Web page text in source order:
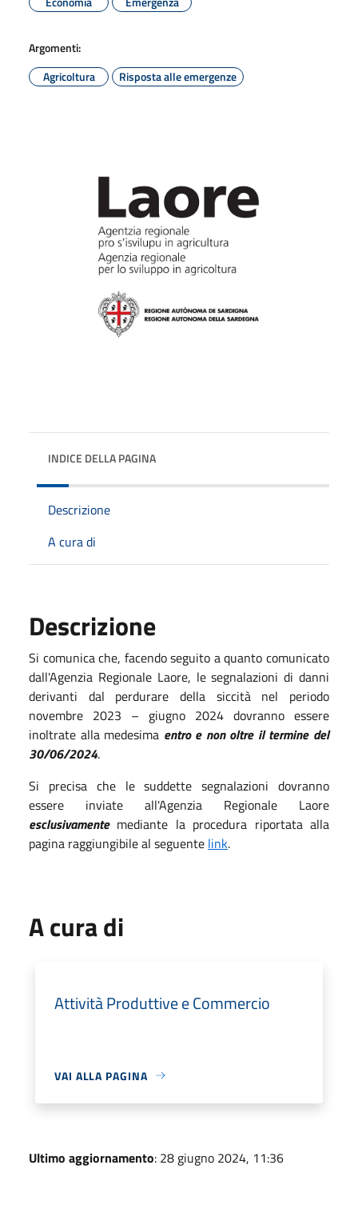
Argomenti:
Agricoltura
Risposta alle emergenze
INDICE DELLA PAGINA
Descrizione
A cura di
Descrizione
Si comunica che, facendo seguito a quanto comunicato
dall'Agenzia Regionale Laore, le segnalazioni di danni
derivanti dal perdurare della siccità nel periodo
novembre 2023 – giugno 2024 dovranno essere
inoltrate alla medesima entro e non oltre il termine del
30/06/2024.
Si precisa che le suddette segnalazioni dovranno
essere inviate all'Agenzia Regionale Laore
esclusivamentemediante la procedura riportata alla
pagina raggiungibile al seguente link.
A cura di
Attività Produttive e Commercio
VAI ALLA PAGINA
Ultimo aggiornamento: 28 giugno 2024, 11:36